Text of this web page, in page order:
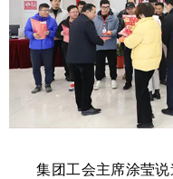
集团工会主席涂莹说